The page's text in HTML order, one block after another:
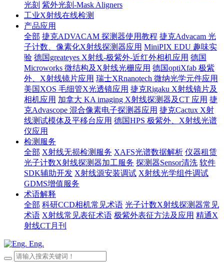
光刻 紫外光刻-Mask Aligners
工业X射线在线检测
产品应用
全部 捷克ADVACAM 探测器使用教程 捷克Advacam 光
子计数、像素化X射线探测器应用 MiniPIX EDU 趣味实
验 德国greateyes X射线-极紫外-近红外相机应用 德国
Microworks 微结构及X射线光栅应用 德国optiXfab 极紫
外、X射线镜片应用 瑞士XRnanotech 微纳光学元件应用
美国XOS 毛细管X光透镜应用 捷克Rigaku X射线镜片及
相机应用 加拿大 KA imaging X射线探测器及CT 应用 捷
克Advascope 混合像素电子探测器应用 捷克Cactux X射
线测试模体及平移台应用 德国HPS 极紫外、X射线光谱
仪应用
检测服务
全部 X射线无损检测服务 XAFS光谱数据解析 仪器租赁
光子计数X射线探测器加工服务 探测器Sensor清洗 软件
SDK辅助开发 X射线源安装调试 X射线光学组件调试
GDMS增值服务
术语解释
全部 科研CCD相机常见术语 光子计数X射线探测器常见
术语 X射线常见表征术语 极紫外表征方法及应用 精通X
射线CT月刊
Eng.